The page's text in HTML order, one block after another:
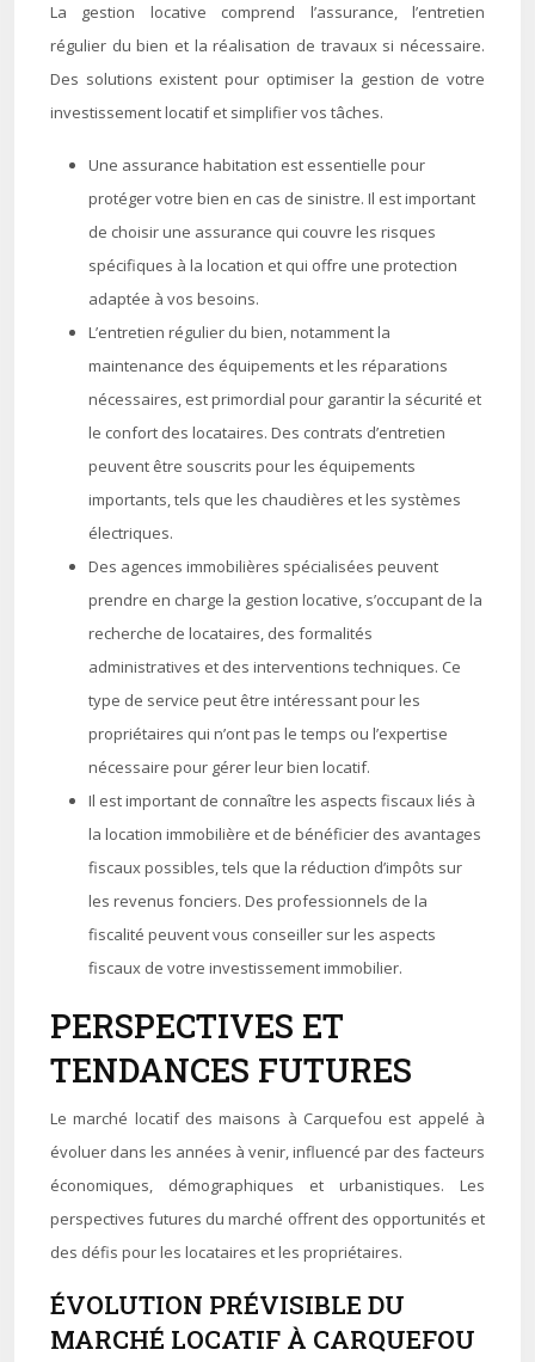
La gestion locative comprend l’assurance, l’entretien
régulier du bien et la réalisation de travaux si nécessaire.
Des solutions existent pour optimiser la gestion de votre
investissement locatif et simplifier vos tâches.
Une assurance habitation est essentielle pour
protéger votre bien en cas de sinistre. Il est important
de choisir une assurance qui couvre les risques
spécifiques à la location et qui offre une protection
adaptée à vos besoins.
L’entretien régulier du bien, notamment la
maintenance des équipements et les réparations
nécessaires, est primordial pour garantir la sécurité et
le confort des locataires. Des contrats d’entretien
peuvent être souscrits pour les équipements
importants, tels que les chaudières et les systèmes
électriques.
Des agences immobilières spécialisées peuvent
prendre en charge la gestion locative, s’occupant de la
recherche de locataires, des formalités
administratives et des interventions techniques. Ce
type de service peut être intéressant pour les
propriétaires qui n’ont pas le temps ou l’expertise
nécessaire pour gérer leur bien locatif.
Il est important de connaître les aspects fiscaux liés à
la location immobilière et de bénéficier des avantages
fiscaux possibles, tels que la réduction d’impôts sur
les revenus fonciers. Des professionnels de la
fiscalité peuvent vous conseiller sur les aspects
fiscaux de votre investissement immobilier.
PERSPECTIVES ET
TENDANCES FUTURES
Le marché locatif des maisons à Carquefou est appelé à
évoluer dans les années à venir, influencé par des facteurs
économiques, démographiques et urbanistiques. Les
perspectives futures du marché offrent des opportunités et
des défis pour les locataires et les propriétaires.
ÉVOLUTION PRÉVISIBLE DU
MARCHÉ LOCATIF À CARQUEFOU